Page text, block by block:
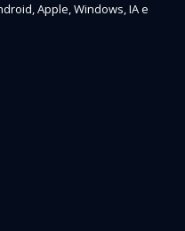
Apple, Windows, IA e